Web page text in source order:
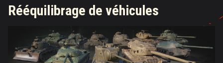
Rééquilibrage de véhicules